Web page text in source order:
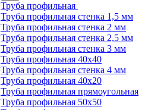
Труба профильная
Труба профильная стенка 1,5 мм
Труба профильная стенка 2 мм
Труба профильная стенка 2,5 мм
Труба профильная стенка 3 мм
Труба профильная 40х40
Труба профильная стенка 4 мм
Труба профильная 40х20
Труба профильная прямоугольная
Труба профильная 50х50